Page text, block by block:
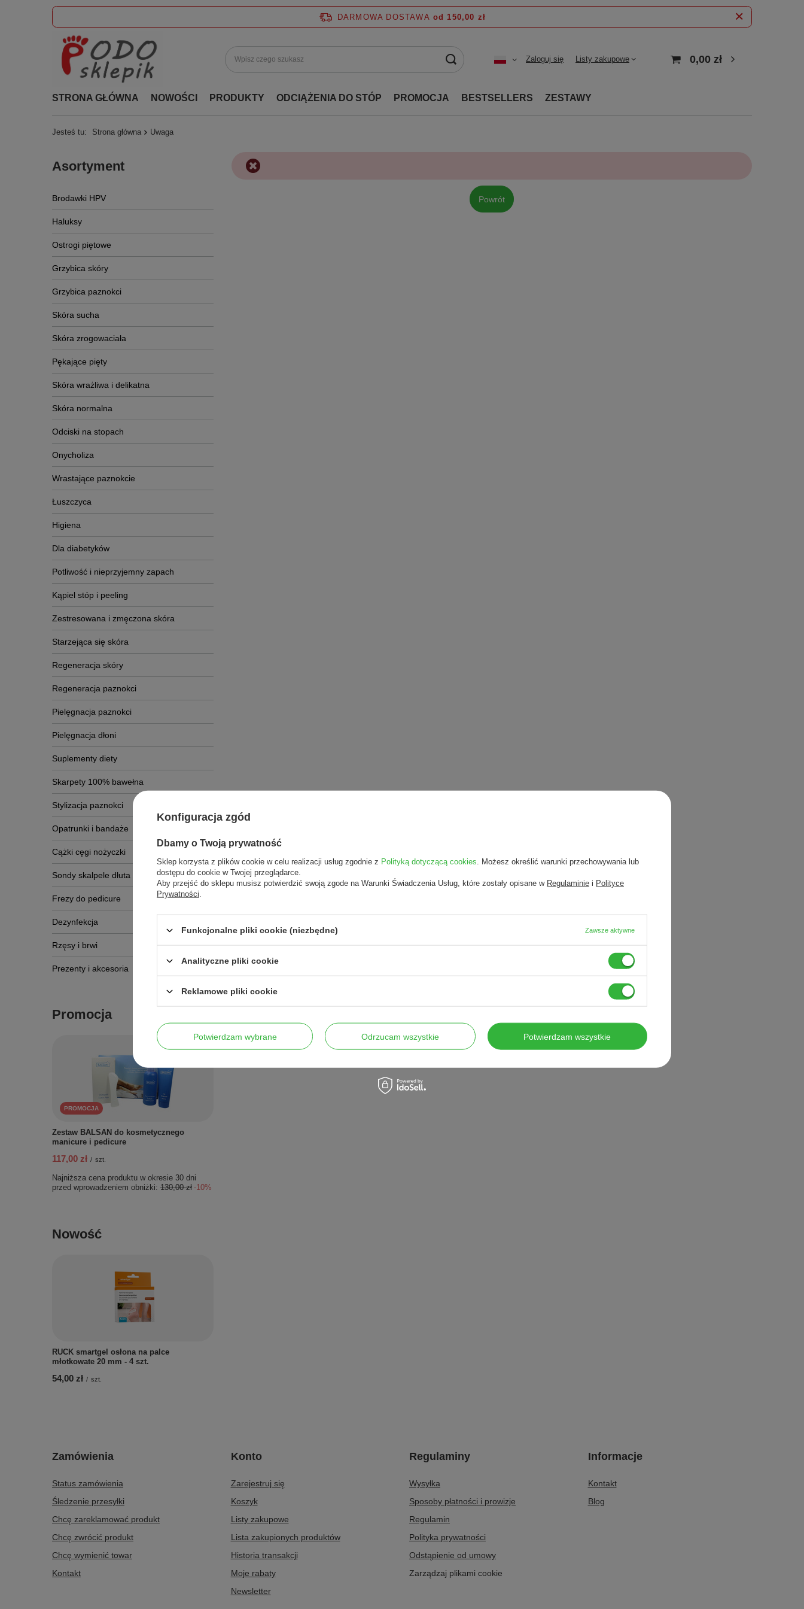
DARMOWA DOSTAWA od 150,00 zł
Zaloguj się Listy zakupowe 0,00 zł
STRONA GŁÓWNA NOWOŚCI PRODUKTY ODCIĄŻENIA DO STÓP PROMOCJA BESTSELLERS ZESTAWY
Jesteś tu: Strona główna Uwaga
Asortyment
Brodawki HPV
Haluksy
Ostrogi piętowe
Grzybica skóry
Grzybica paznokci
Skóra sucha
Skóra zrogowaciała
Pękające pięty
Skóra wrażliwa i delikatna
Skóra normalna
Odciski na stopach
Onycholiza
Wrastające paznokcie
Łuszczyca
Higiena
Dla diabetyków
Potliwość i nieprzyjemny zapach
Kąpiel stóp i peeling
Zestresowana i zmęczona skóra
Starzejąca się skóra
Regeneracja skóry
Regeneracja paznokci
Pielęgnacja paznokci
Pielęgnacja dłoni
Suplementy diety
Skarpety 100% bawełna
Stylizacja paznokci
Opatrunki i bandaże
Cążki cęgi nożyczki
Sondy skalpele dłuta
Frezy do pedicure
Dezynfekcja
Rzęsy i brwi
Prezenty i akcesoria
Promocja
PROMOCJA
Zestaw BALSAN do kosmetycznego
manicure i pedicure
117,00 zł / szt.
Najniższa cena produktu w okresie 30 dni
przed wprowadzeniem obniżki: 130,00 zł -10%
Nowość
RUCK smartgel osłona na palce
młotkowate 20 mm - 4 szt.
54,00 zł / szt.
Powrót
Zamówienia
Status zamówienia
Śledzenie przesyłki
Chcę zareklamować produkt
Chcę zwrócić produkt
Chcę wymienić towar
Kontakt
Konto
Zarejestruj się
Koszyk
Listy zakupowe
Lista zakupionych produktów
Historia transakcji
Moje rabaty
Newsletter
Regulaminy
Wysyłka
Sposoby płatności i prowizje
Regulamin
Polityka prywatności
Odstąpienie od umowy
Zarządzaj plikami cookie
Informacje
Kontakt
Blog
Konfiguracja zgód
Dbamy o Twoją prywatność
Sklep korzysta z plików cookie w celu realizacji usług zgodnie z Polityką dotyczącą cookies . Możesz określić warunki przechowywania lub
dostępu do cookie w Twojej przeglądarce.
Aby przejść do sklepu musisz potwierdzić swoją zgode na Warunki Świadczenia Usług, które zostały opisane w Regulaminie i Polityce
Prywatności
Funkcjonalne pliki cookie (niezbędne) Zawsze aktywne
Analityczne pliki cookie
Reklamowe pliki cookie
Potwierdzam wybrane Odrzucam wszystkie Potwierdzam wszystkie